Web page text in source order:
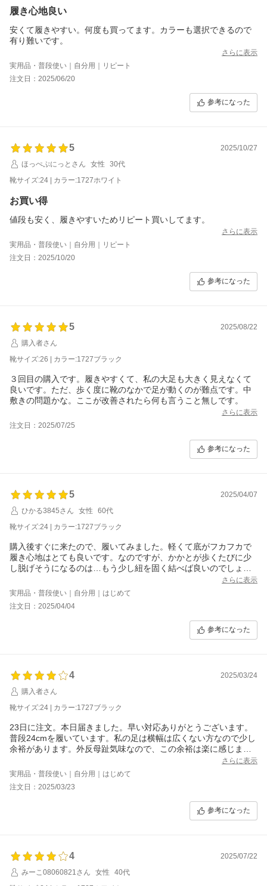
履き心地良い
安くて履きやすい。何度も買ってます。カラーも選択できるので
有り難いです。
さらに表示
実用品・普段使い｜自分用｜リピート
注文日：2025/06/20
参考になった
5
2025/10/27
ほっぺぷにっとさん
女性
30代
靴サイズ:24 | カラー:1727ホワイト
お買い得
値段も安く、履きやすいためリピート買いしてます。
さらに表示
実用品・普段使い｜自分用｜リピート
注文日：2025/10/20
参考になった
5
2025/08/22
購入者さん
靴サイズ:26 | カラー:1727ブラック
３回目の購入です。履きやすくて、私の大足も大きく見えなくて
良いです。ただ、歩く度に靴のなかで足が動くのが難点です。中
敷きの問題かな。ここが改善されたら何も言うこと無しです。
さらに表示
注文日：2025/07/25
参考になった
5
2025/04/07
ひかる3845さん
女性
60代
靴サイズ:24 | カラー:1727ブラック
購入後すぐに来たので、履いてみました。軽くて底がフカフカで
履き心地はとても良いです。なのですが、かかとが歩くたびに少
し脱げそうになるのは…もう少し紐を固く結べば良いのでしょう
か？だとしてもかかと部分のシューズの内側がさらっとした生地
でちょっと難しそうですね。外反母趾なので、サイズを一回り小
さくすると履けません。
さらに表示
実用品・普段使い｜自分用｜はじめて
注文日：2025/04/04
参考になった
4
2025/03/24
購入者さん
靴サイズ:24 | カラー:1727ブラック
23日に注文。本日届きました。早い対応ありがとうございます。
普段24cmを履いています。私の足は横幅は広くない方なので少し
余裕があります。外反母趾気味なので、この余裕は楽に感じま
す。足指先も余裕があります。靴の中は素材のせいなのか、滑り
やすい感じはあります。中敷を入れる余裕があるので、対応可能
です。他のレビューにもあるように、ベロに紐を通す部分が無い
ので、下に落ち込んでしまいます。まだ外で歩いていないのです
さらに表示
実用品・普段使い｜自分用｜はじめて
注文日：2025/03/23
参考になった
4
2025/07/22
みーこ08060821さん
女性
40代